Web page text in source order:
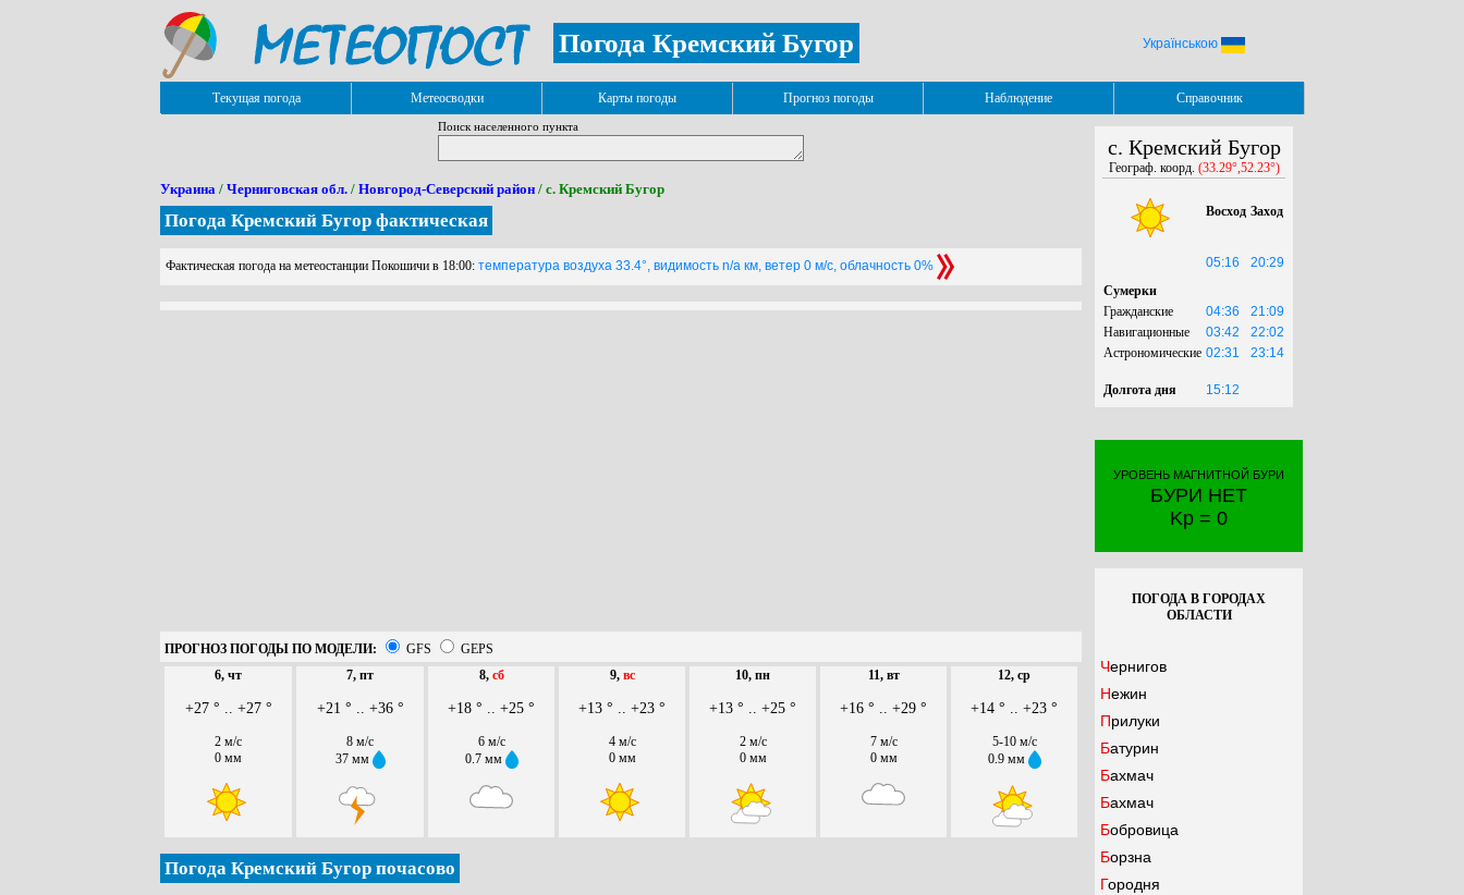
Погода Кремский Бугор Українською
Текущая погода Метеосводки Карты погоды Прогноз погоды Наблюдение Справочник
Поиск населенного пункта
Украина / Черниговская обл. / Новгород-Северский район / с. Кремский Бугор
Погода Кремский Бугор фактическая
Фактическая погода на метеостанции Покошичи в 18:00: температура воздуха 33.4°, видимость n/a км, ветер 0 м/с, облачность 0%
ПРОГНОЗ ПОГОДЫ ПО МОДЕЛИ: GFS
GEPS
6, чт
+27 ° .. +27 °
2 м/с
0 мм
7, пт
+21 ° .. +36 °
8 м/с
37 мм
8, сб
+18 ° .. +25 °
6 м/с
0.7 мм
9, вс
+13 ° .. +23 °
4 м/с
0 мм
10, пн
+13 ° .. +25 °
2 м/с
0 мм
11, вт
+16 ° .. +29 °
7 м/с
0 мм
12, ср
+14 ° .. +23 °
5-10 м/с
0.9 мм
Погода Кремский Бугор почасово
с. Кремский Бугор
Географ. коорд. (33.29°,52.23°)
Восход Заход
05:16
20:29
Сумерки
Гражданские
04:36
21:09
Навигационные
03:42
22:02
Астрономические 02:31 23:14
Долгота дня 15:12
УРОВЕНЬ МАГНИТНОЙ БУРИ
БУРИ НЕТ
Kp = 0
ПОГОДА В ГОРОДАХ
ОБЛАСТИ
Чернигов
Нежин
Прилуки
Батурин
Бахмач
Бахмач
Бобровица
Борзна
Городня